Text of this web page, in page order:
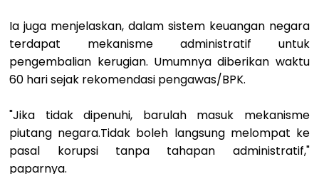
Ia juga menjelaskan, dalam sistem keuangan negara
terdapat mekanisme administratif untuk
pengembalian kerugian. Umumnya diberikan waktu
60 hari sejak rekomendasi pengawas/BPK.
"Jika tidak dipenuhi, barulah masuk mekanisme
piutang negara.Tidak boleh langsung melompat ke
pasal korupsi tanpa tahapan administratif,"
paparnya.